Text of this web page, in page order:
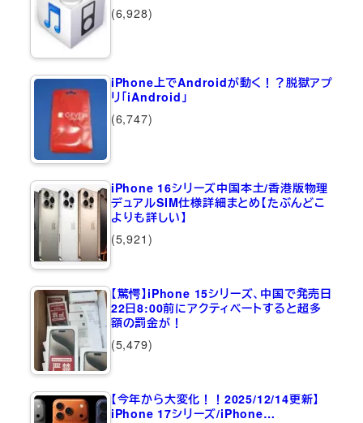
(6,928)
iPhone上でAndroidが動く！？脱獄アプ
リ「iAndroid」
(6,747)
iPhone 16シリーズ中国本土/香港版物理
デュアルSIM仕様詳細まとめ【たぶんどこ
よりも詳しい】
(5,921)
【驚愕】iPhone 15シリーズ、中国で発売日
22日8:00前にアクティベートすると超多
額の罰金が！
(5,479)
【今年から大変化！！2025/12/14更新】
iPhone 17シリーズ/iPhone…